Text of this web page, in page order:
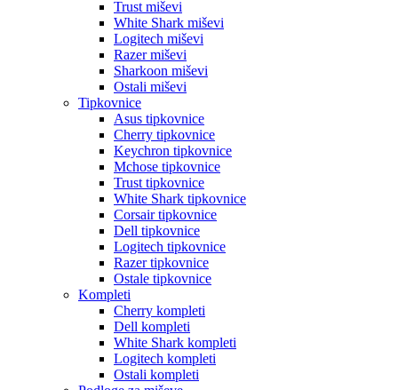
Trust miševi
White Shark miševi
Logitech miševi
Razer miševi
Sharkoon miševi
Ostali miševi
Tipkovnice
Asus tipkovnice
Cherry tipkovnice
Keychron tipkovnice
Mchose tipkovnice
Trust tipkovnice
White Shark tipkovnice
Corsair tipkovnice
Dell tipkovnice
Logitech tipkovnice
Razer tipkovnice
Ostale tipkovnice
Kompleti
Cherry kompleti
Dell kompleti
White Shark kompleti
Logitech kompleti
Ostali kompleti